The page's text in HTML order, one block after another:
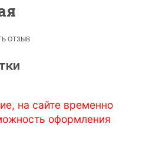
ОТЗЫВ
на сайте временно
оформления